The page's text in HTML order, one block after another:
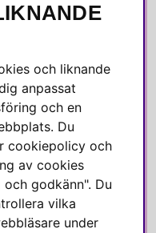
och liknande
anpassat
och en
Du
cookiepolicy och
av cookies
godkänn". Du
vilka
under